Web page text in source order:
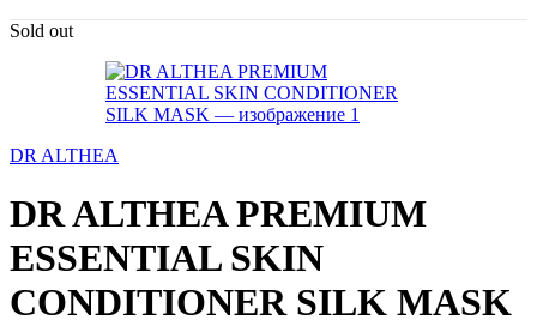
Sold out
DR ALTHEA
DR ALTHEA PREMIUM
ESSENTIAL SKIN
CONDITIONER SILK MASK